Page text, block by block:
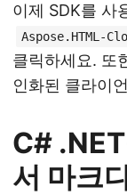
이제 SDK를 사
Aspose.HTML-
클릭하세요. 또
인화된 클라이
C#
서 마크